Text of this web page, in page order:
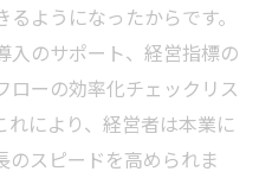
理士を選ぶ判断基準
たい重要ポイント
見極め方と比較方法
営に与える影響
ようになったからです。
入のサポート、経営指標の
ローの効率化チェックリス
れにより、経営者は本業に
スピードを高められま